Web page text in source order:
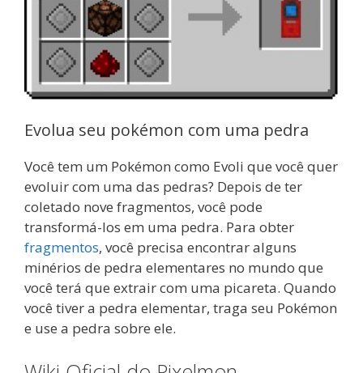
Evolua seu pokémon com uma pedra
Você tem um Pokémon como Evoli que você quer
evoluir com uma das pedras? Depois de ter
coletado nove fragmentos, você pode
transformá-los em uma pedra. Para obter
fragmentos, você precisa encontrar alguns
minérios de pedra elementares no mundo que
você terá que extrair com uma picareta. Quando
você tiver a pedra elementar, traga seu Pokémon
e use a pedra sobre ele.